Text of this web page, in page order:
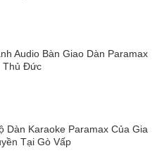
Audio Bàn Giao Dàn Paramax
Thủ Đức
Dàn Karaoke Paramax Của Gia
Tại Gò Vấp